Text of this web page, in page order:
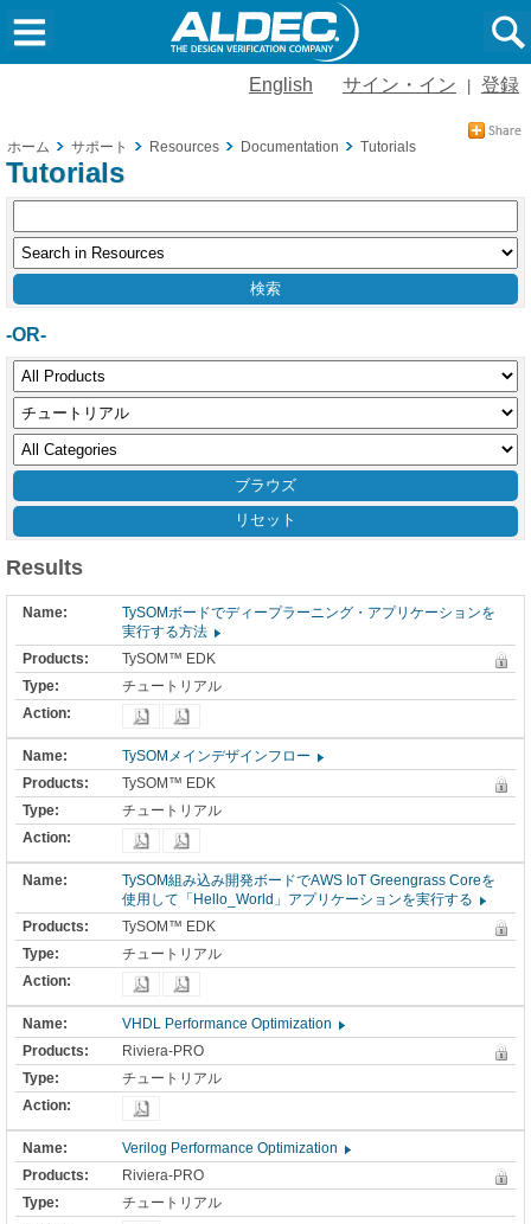
English サイン・イン 登録
ホーム サポート Resources Documentation Tutorials
Tutorials
-OR-
リセット
Results
TySOMボードでディープラーニング・アプリケーションを
実行する方法
TySOM™ EDK
チュートリアル
TySOMメインデザインフロー
TySOM™ EDK
チュートリアル
TySOM組み込み開発ボードでAWS IoT Greengrass Coreを
使用して「Hello_World」アプリケーションを実行する
TySOM™ EDK
チュートリアル
VHDL Performance Optimization
Riviera-PRO
チュートリアル
Verilog Performance Optimization
Riviera-PRO
チュートリアル